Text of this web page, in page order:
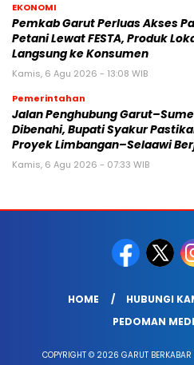
EKONOMI
Pemkab Garut Perluas Akses
Petani Lewat FESTA, Produk
Langsung ke Konsumen
Kamis, 6 Agu 2026 - 13:08 WIB
Pemerintahan
Jalan Penghubung
Dibenahi, Bupati Syakur
Proyek Limbangan–Selaawi
Kamis, 6 Agu 2026 - 07:33 WIB
HOME HUBUNGI
PEDOMAN
COPYRIGHT © 2026 GARUT